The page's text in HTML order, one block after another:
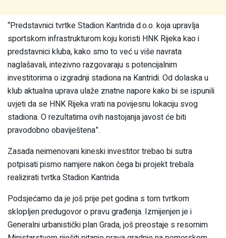
“Predstavnici tvrtke Stadion Kantrida d.o.o. koja upravlja
sportskom infrastrukturom koju koristi HNK Rijeka kao i
predstavnici kluba, kako smo to već u više navrata
naglašavali, intezivno razgovaraju s potencijalnim
investitorima o izgradnji stadiona na Kantridi. Od dolaska u
klub aktualna uprava ulaže znatne napore kako bi se ispunili
uvjeti da se HNK Rijeka vrati na povijesnu lokaciju svog
stadiona. O rezultatima ovih nastojanja javost će biti
pravodobno obaviještena”.
Zasada neimenovani kineski investitor trebao bi sutra
potpisati pismo namjere nakon čega bi projekt trebala
realizirati tvrtka Stadion Kantrida.
Podsjećamo da je još prije pet godina s tom tvrtkom
sklopljen predugovor o pravu građenja. Izmijenjen je i
Generalni urbanistički plan Grada, još preostaje s resornim